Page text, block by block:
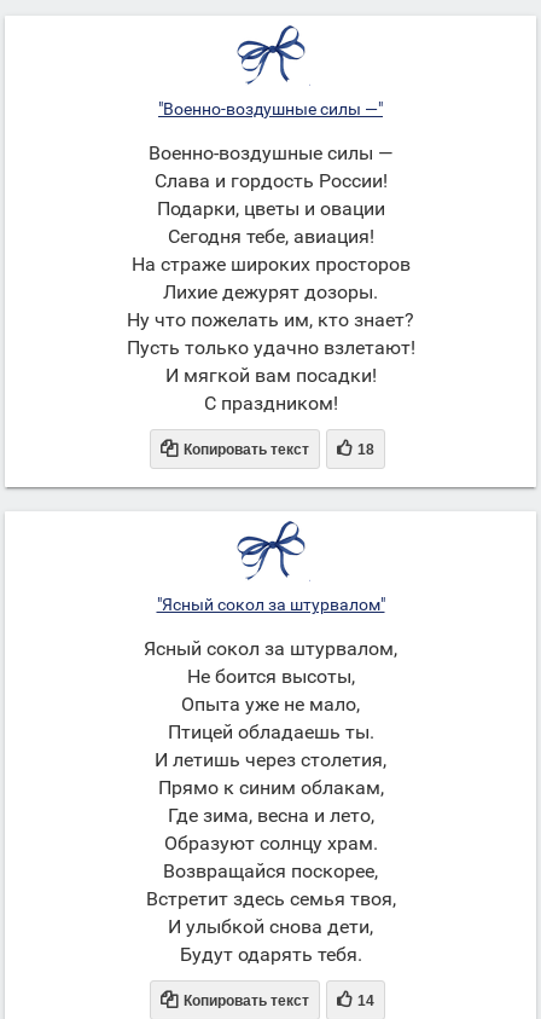
"Военно-воздушные силы —"
Военно-воздушные силы —
Слава и гордость России!
Подарки, цветы и овации
Сегодня тебе, авиация!
На страже широких просторов
Лихие дежурят дозоры.
Ну что пожелать им, кто знает?
Пусть только удачно взлетают!
И мягкой вам посадки!
С праздником!
 Копировать текст  18
"Ясный сокол за штурвалом"
Ясный сокол за штурвалом,
Не боится высоты,
Опыта уже не мало,
Птицей обладаешь ты.
И летишь через столетия,
Прямо к синим облакам,
Где зима, весна и лето,
Образуют солнцу храм.
Возвращайся поскорее,
Встретит здесь семья твоя,
И улыбкой снова дети,
Будут одарять тебя.
 Копировать текст  14